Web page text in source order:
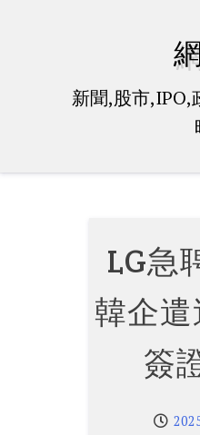
新聞,股市,IPO,
LG急
韓企
簽